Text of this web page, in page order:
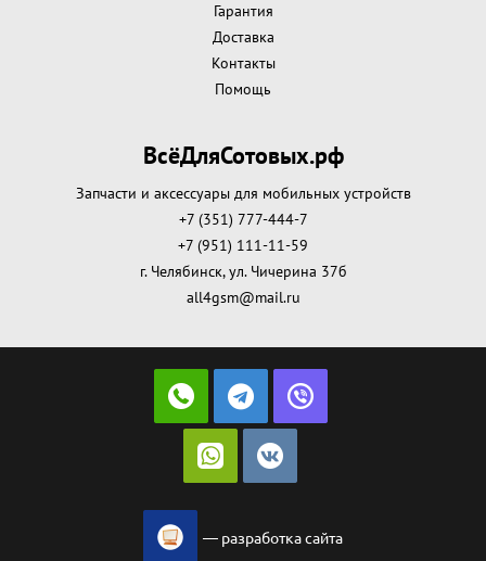
Гарантия
Доставка
Контакты
Помощь
ВсёДляСотовых.рф
Запчасти и аксессуары для мобильных устройств
+7 (351) 777-444-7
+7 (951) 111-11-59
г. Челябинск, ул. Чичерина 37б
all4gsm@mail.ru
— разработка сайта